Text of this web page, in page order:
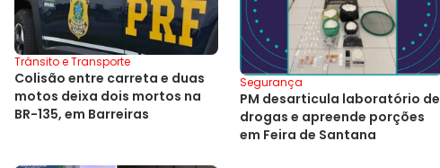
Trânsito e Transporte
Colisão entre carreta e duas
motos deixa dois mortos na
BR-135, em Barreiras
Segurança
PM desarticula laboratório de
drogas e apreende porções
em Feira de Santana